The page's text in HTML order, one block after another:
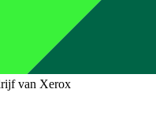
van Xerox